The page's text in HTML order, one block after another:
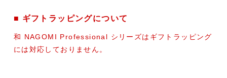
■ ギフトラッピングについて
和 NAGOMI Professional シリーズはギフトラッピング
には対応しておりません。